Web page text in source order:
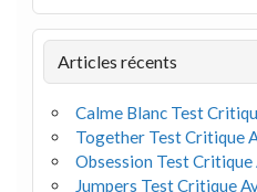
Articles récents
Calme Blanc Test
Together Test Critique
Obsession Test Critique
Jumpers Test Critique